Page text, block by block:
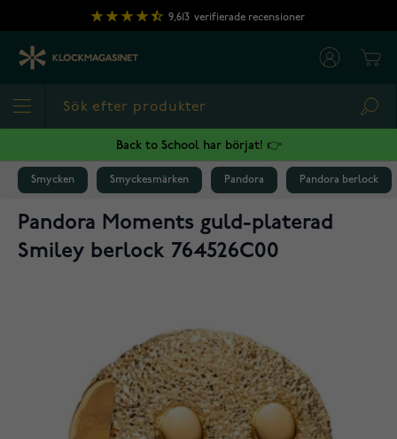
Hoppa till innehållet
9,613 verifierade recensioner
Back to School har börjat! 👉
Smycken Smyckesmärken Pandora Pandora berlock
Pandora Moments guld-platerad
Smiley berlock 764526C00